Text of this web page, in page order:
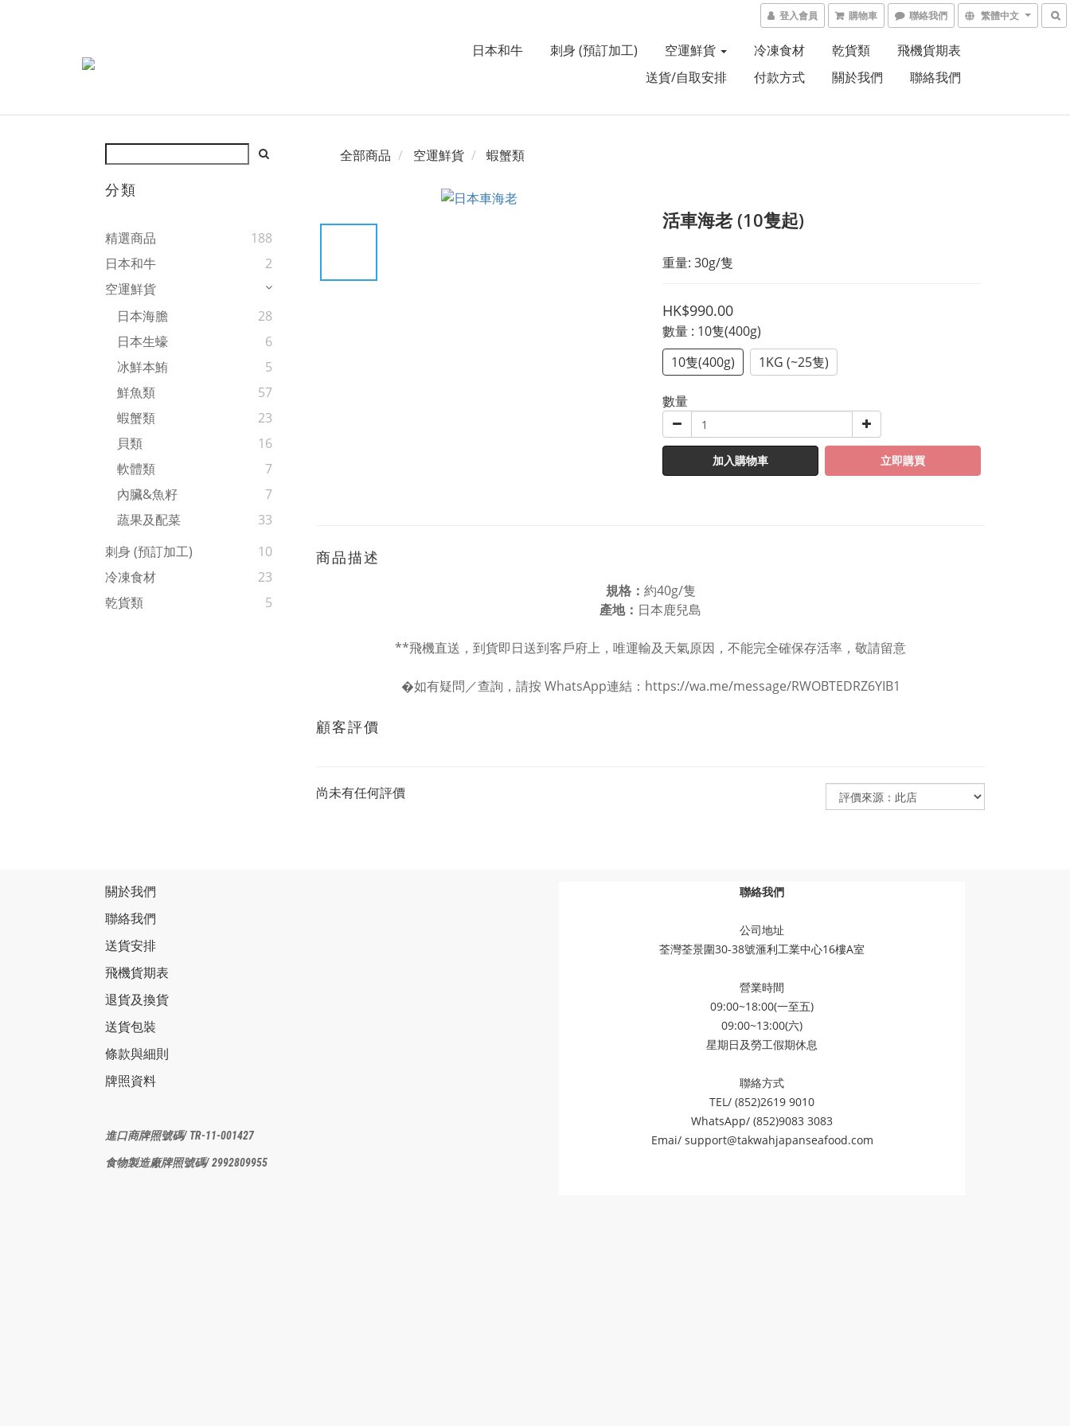
登入會員 購物車 聯絡我們 繁體中文
日本和牛 刺身 (預訂加工) 空運鮮貨 冷凍食材 乾貨類
飛機貨期表
送貨/自取安排
付款方式 關於我們 聯絡我們
分類
精選商品
188
日本和牛
2
空運鮮貨
日本海膽
28
日本生蠔
6
冰鮮本鮪
5
鮮魚類
57
蝦蟹類
23
貝類
16
軟體類
7
內臟&魚籽
7
蔬果及配菜
33
刺身 (預訂加工)
10
冷凍食材
23
乾貨類
5
全部商品 空運鮮貨 蝦蟹類
活車海老 (10隻起)
重量: 30g/隻
HK$990.00
數量 : 10隻(400g)
10隻(400g)
1KG (~25隻)
數量
加入購物車 立即購買
商品描述
規格： 約40g/隻
產地： 日本鹿兒島
**飛機直送，到貨即日送到客戶府上，唯運輸及天氣原因，不能完全確保存活率，敬請留意
�如有疑問／查詢，請按 WhatsApp連結： https://wa.me/message/RWOBTEDRZ6YIB1
顧客評價
尚未有任何評價
關於我們
聯絡我們
送貨安排
飛機貨期表
退貨及換貨
送貨包裝
條款與細則
牌照資料
進口商牌照號碼/ TR-11-001427
食物製造廠牌照號碼/ 2992809955
聯絡我們
公司地址
荃灣荃景圍30-38號滙利工業中心16樓A室
營業時間
09:00~18:00(一至五)
09:00~13:00(六)
星期日及勞工假期休息
聯絡方式
TEL/ (852)2619 9010
WhatsApp/ (852)9083 3083
Emai/ support@takwahjapanseafood.com